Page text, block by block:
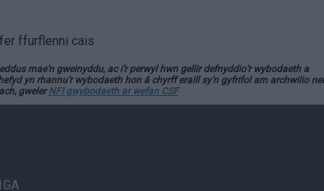
ffurflenni cais
mae’n gweinyddu, ac i’r perwyl hwn gellir defnyddio’r wybodaeth a
yn rhannu’r wybodaeth hon â chyrff eraill sy’n gyfrifol am archwilio
gwelerNFI gwybodaeth ar wefan CSF